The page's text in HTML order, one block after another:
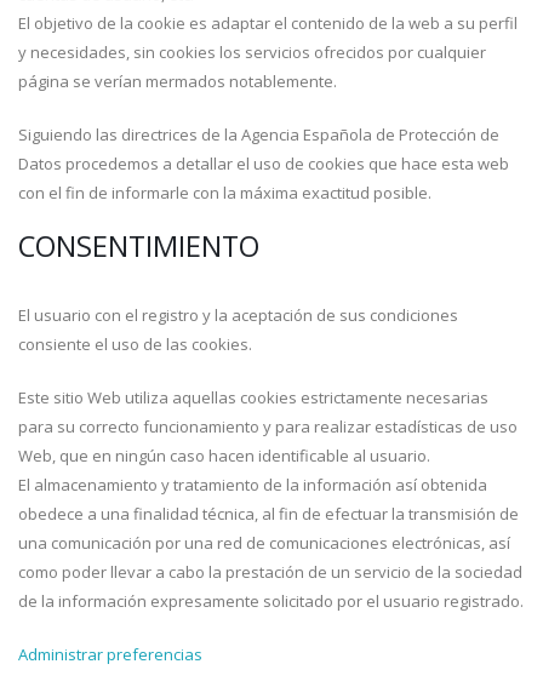
El objetivo de la cookie es adaptar el contenido de la web a su perfil
y necesidades, sin cookies los servicios ofrecidos por cualquier
página se verían mermados notablemente.
Siguiendo las directrices de la Agencia Española de Protección de
Datos procedemos a detallar el uso de cookies que hace esta web
con el fin de informarle con la máxima exactitud posible.
CONSENTIMIENTO
El usuario con el registro y la aceptación de sus condiciones
consiente el uso de las cookies.
Este sitio Web utiliza aquellas cookies estrictamente necesarias
para su correcto funcionamiento y para realizar estadísticas de uso
Web, que en ningún caso hacen identificable al usuario.
El almacenamiento y tratamiento de la información así obtenida
obedece a una finalidad técnica, al fin de efectuar la transmisión de
una comunicación por una red de comunicaciones electrónicas, así
como poder llevar a cabo la prestación de un servicio de la sociedad
de la información expresamente solicitado por el usuario registrado.
Administrar preferencias